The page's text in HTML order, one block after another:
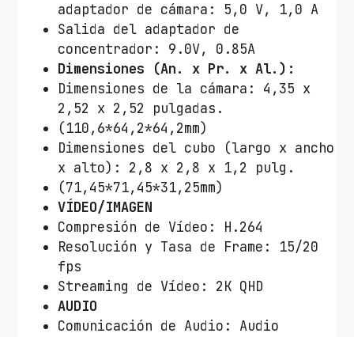
adaptador de cámara: 5,0 V, 1,0 A
Salida del adaptador de
concentrador: 9.0V, 0.85A
Dimensiones (An. x Pr. x Al.):
Dimensiones de la cámara: 4,35 x
2,52 x 2,52 pulgadas.
(110,6*64,2*64,2mm)
Dimensiones del cubo (largo x ancho
x alto): 2,8 x 2,8 x 1,2 pulg.
(71,45*71,45*31,25mm)
VÍDEO/IMAGEN
Compresión de Vídeo: H.264
Resolución y Tasa de Frame: 15/20
fps
Streaming de Vídeo: 2K QHD
AUDIO
Comunicación de Audio: Audio